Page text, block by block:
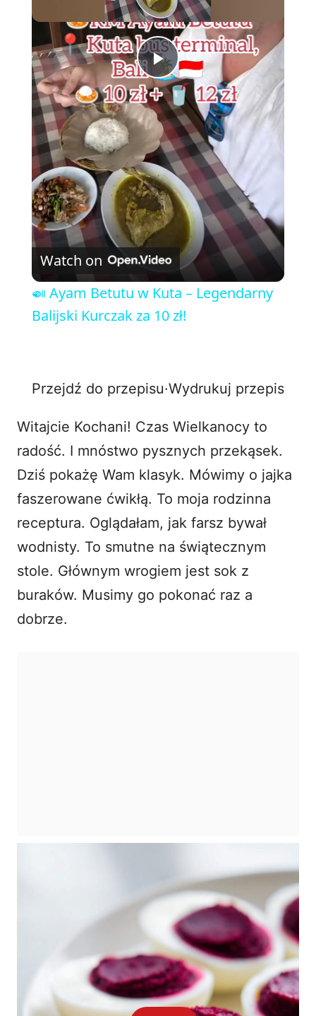
P
l
a
y
V
i
Watch on
🍛 Ayam Betutu w Kuta – Legendarny
Balijski Kurczak za 10 zł!
Przejdź do przepisu·Wydrukuj przepis
Witajcie Kochani! Czas Wielkanocy to
radość. I mnóstwo pysznych przekąsek.
Dziś pokażę Wam klasyk. Mówimy o jajka
faszerowane ćwikłą. To moja rodzinna
receptura. Oglądałam, jak farsz bywał
wodnisty. To smutne na świątecznym
stole. Głównym wrogiem jest sok z
buraków. Musimy go pokonać raz a
dobrze.